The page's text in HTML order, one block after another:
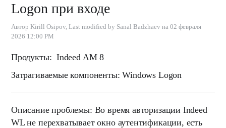
Logon при входе
Автор Kirill Osipov, Last modified by Sanal Badzhaev на 02 февраля
2026 12:00 PM
Продукты: Indeed AM 8
Затрагиваемые компоненты: Windows Logon
Описание проблемы: Во время авторизации Indeed
WL не перехватывает окно аутентификации, есть